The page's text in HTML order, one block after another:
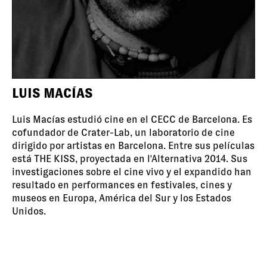
LUIS MACÍAS
Luis Macías estudió cine en el CECC de Barcelona. Es
cofundador de Crater-Lab, un laboratorio de cine
dirigido por artistas en Barcelona. Entre sus películas
está THE KISS, proyectada en l'Alternativa 2014. Sus
investigaciones sobre el cine vivo y el expandido han
resultado en performances en festivales, cines y
museos en Europa, América del Sur y los Estados
Unidos.